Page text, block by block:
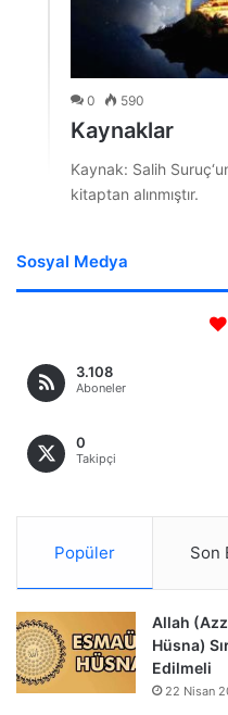
0 590
Kaynaklar
Kaynak: Salih
kitaptan alınmıştır.
Sosyal Medya
3.108
Aboneler
0
Takipçi
Popüler Son
Allah
Hüsna)
Edilmeli
22 Nisan